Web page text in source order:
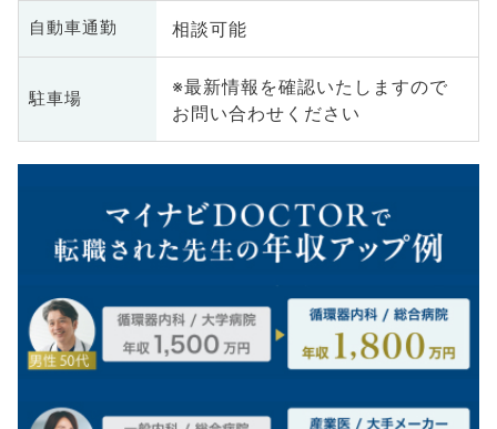
自動車通勤 相談可能
駐車場
※最新情報を確認いたしますので
お問い合わせください